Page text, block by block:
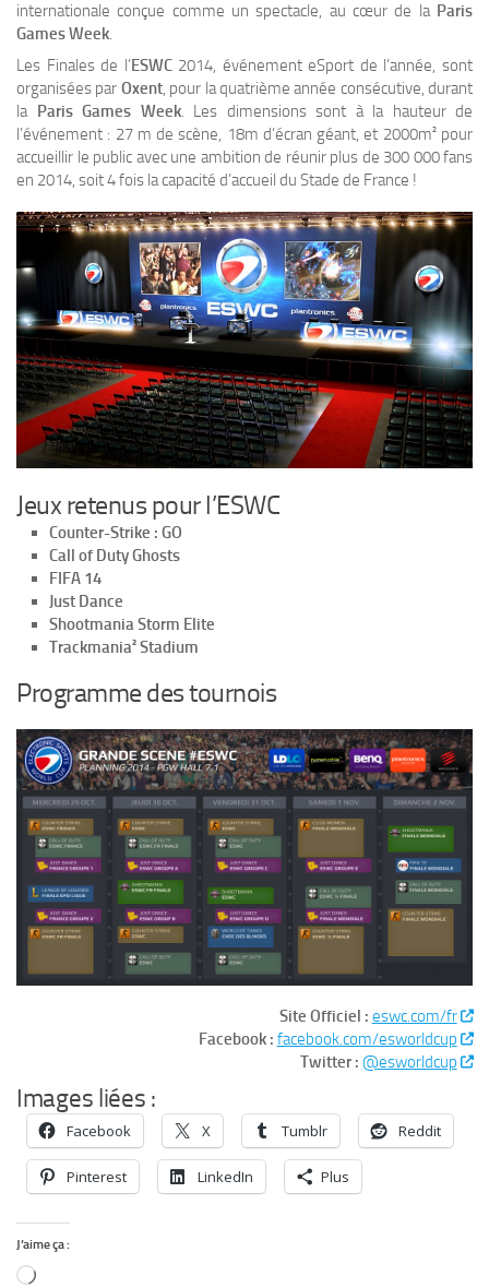
internationale conçue comme un spectacle, au cœur de la Paris
Games Week.
Les Finales de l’ESWC2014, événement eSport de l’année, sont
organisées par Oxent, pour la quatrième année consécutive, durant
la Paris Games Week. Les dimensions sont à la hauteur de
l’événement : 27 m de scène, 18m d’écran géant, et 2000m² pour
accueillir le public avec une ambition de réunir plus de 300 000 fans
en 2014, soit 4 fois la capacité d’accueil du Stade de France !
Jeux retenus pour l’ESWC
Counter-Strike : GO
Call of Duty Ghosts
FIFA 14
Just Dance
Shootmania Storm Elite
Trackmania² Stadium
Programme des tournois
Site Officiel : eswc.com/fr
Facebook : facebook.com/esworldcup
Twitter : @esworldcup
Images liées :
Facebook X Tumblr Reddit
Pinterest LinkedIn Plus
J’aime ça :
Chargement…